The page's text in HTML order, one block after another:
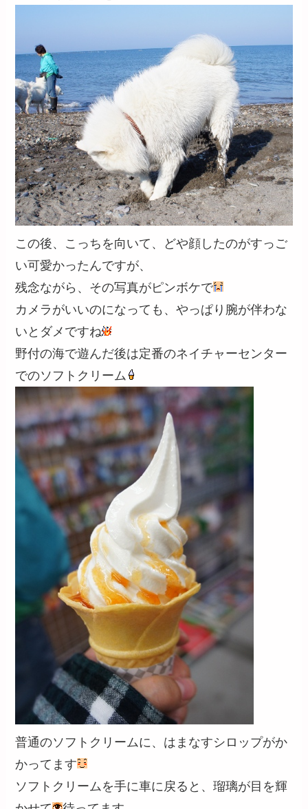
この後、こっちを向いて、どや顔したのがすっご
い可愛かったんですが、
残念ながら、その写真がピンボケで
カメラがいいのになっても、やっぱり腕が伴わな
いとダメですね
野付の海で遊んだ後は定番のネイチャーセンター
でのソフトクリーム
普通のソフトクリームに、はまなすシロップがか
かってます
ソフトクリームを手に車に戻ると、瑠璃が目を輝